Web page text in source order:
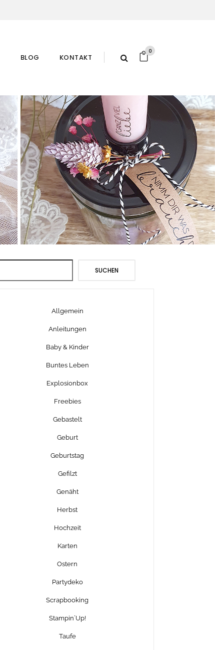
BLOG KONTAKT
0
SUCHEN
Allgemein
Anleitungen
Baby & Kinder
Buntes Leben
Explosionbox
Freebies
Gebastelt
Geburt
Geburtstag
Gefilzt
Genäht
Herbst
Hochzeit
Karten
Ostern
Partydeko
Scrapbooking
Stampin´Up!
Taufe